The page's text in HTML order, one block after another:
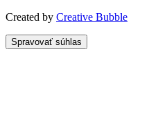
Created by Creative Bubble
Spravovať súhlas